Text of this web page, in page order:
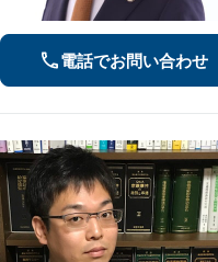
電話でお問い合わせ